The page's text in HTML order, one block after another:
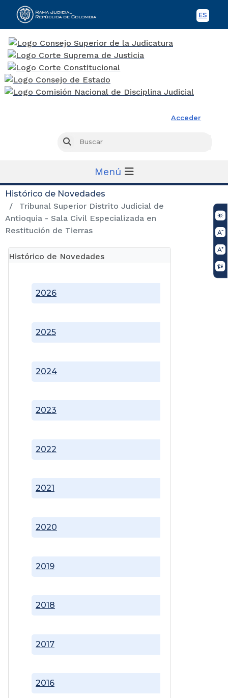
ES
Acceder
Buscar
Menú
Histórico de Novedades
Tribunal Superior Distrito Judicial de
Antioquia - Sala Civil Especializada en
Restitución de Tierras
Histórico de Novedades
2016
2017
2018
2019
2020
2021
2022
2023
2024
2025
2026